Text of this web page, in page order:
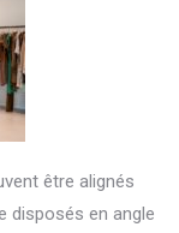
être alignés
disposés en angle